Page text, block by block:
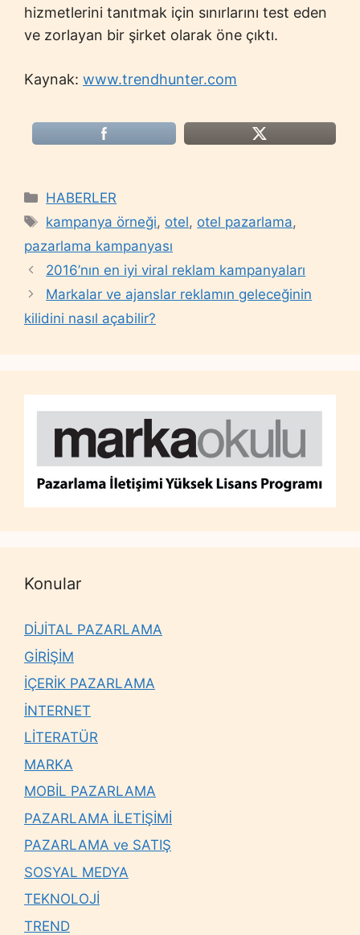
hizmetlerini tanıtmak için sınırlarını test eden
ve zorlayan bir şirket olarak öne çıktı.
Kaynak: www.trendhunter.com
Categories
HABERLER
Tags
kampanya örneği, otel, otel pazarlama,
pazarlama kampanyası
2016’nın en iyi viral reklam kampanyaları
Markalar ve ajanslar reklamın geleceğinin
kilidini nasıl açabilir?
Konular
DİJİTAL PAZARLAMA
GİRİŞİM
İÇERİK PAZARLAMA
İNTERNET
LİTERATÜR
MARKA
MOBİL PAZARLAMA
PAZARLAMA İLETİŞİMİ
PAZARLAMA ve SATIŞ
SOSYAL MEDYA
TEKNOLOJİ
TREND